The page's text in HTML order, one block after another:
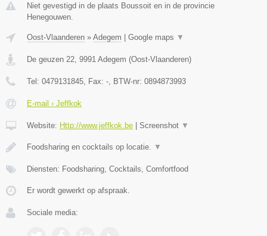
Niet gevestigd in de plaats Boussoit en in de provincie
Henegouwen.
Oost-Vlaanderen » Adegem | Google maps ▼
De geuzen 22 9991 Adegem (Oost-Vlaanderen)
Tel: 0479131845 , Fax: - , BTW-nr: 0894873993
E-mail › Jeffkok
Website: Http://www.jeffkok.be | Screenshot ▼
Foodsharing en cocktails op locatie. ▼
Diensten: Foodsharing, Cocktails, Comfortfood
Er wordt gewerkt op afspraak.
Sociale media: